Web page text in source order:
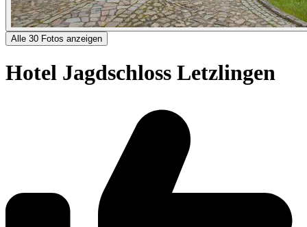
Alle 30 Fotos anzeigen
Hotel Jagdschloss Letzlingen